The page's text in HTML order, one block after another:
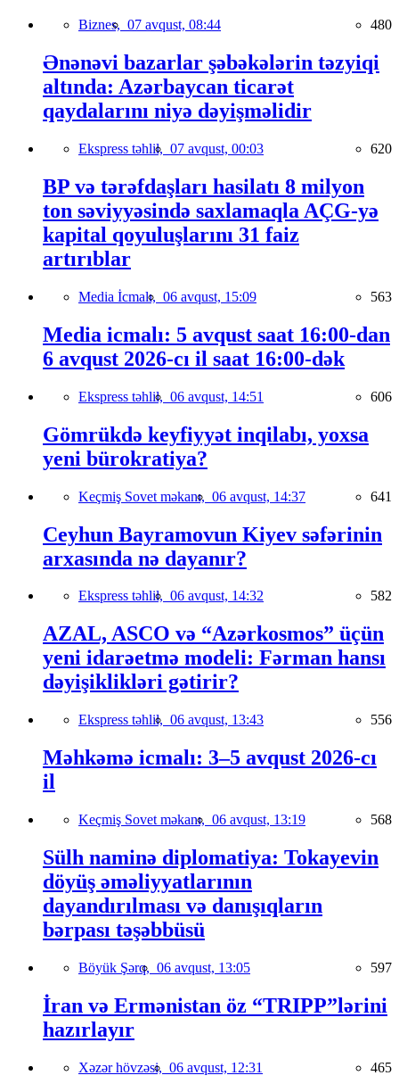
Biznes, 07 avqust, 08:44 480
Ənənəvi bazarlar şəbəkələrin təzyiqi
altında: Azərbaycan ticarət
qaydalarını niyə dəyişməlidir
Ekspress təhlil, 07 avqust, 00:03 620
BP və tərəfdaşları hasilatı 8 milyon
ton səviyyəsində saxlamaqla AÇG-yə
kapital qoyuluşlarını 31 faiz
artırıblar
Media İcmalı, 06 avqust, 15:09 563
Media icmalı: 5 avqust saat 16:00-dan
6 avqust 2026-cı il saat 16:00-dək
Ekspress təhlil, 06 avqust, 14:51 606
Gömrükdə keyfiyyət inqilabı, yoxsa
yeni bürokratiya?
Keçmiş Sovet məkanı, 06 avqust, 14:37 641
Ceyhun Bayramovun Kiyev səfərinin
arxasında nə dayanır?
Ekspress təhlil, 06 avqust, 14:32 582
AZAL, ASCO və “Azərkosmos” üçün
yeni idarəetmə modeli: Fərman hansı
dəyişiklikləri gətirir?
Ekspress təhlil, 06 avqust, 13:43 556
Məhkəmə icmalı: 3–5 avqust 2026-cı
il
Keçmiş Sovet məkanı, 06 avqust, 13:19 568
Sülh naminə diplomatiya: Tokayevin
döyüş əməliyyatlarının
dayandırılması və danışıqların
bərpası təşəbbüsü
Böyük Şərq, 06 avqust, 13:05 597
İran və Ermənistan öz “TRIPP”lərini
hazırlayır
Xəzər hövzəsi, 06 avqust, 12:31 465